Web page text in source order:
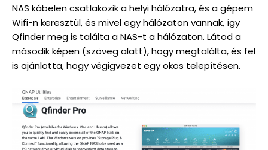
NAS kábelen csatlakozik a helyi hálózatra, és a gépem
Wifi-n keresztül, és mivel egy hálózaton vannak, így
Qfinder meg is találta a NAS-t a hálózaton. Látod a
második képen (szöveg alatt), hogy megtalálta, és fel
is ajánlotta, hogy végigvezet egy okos telepítésen.